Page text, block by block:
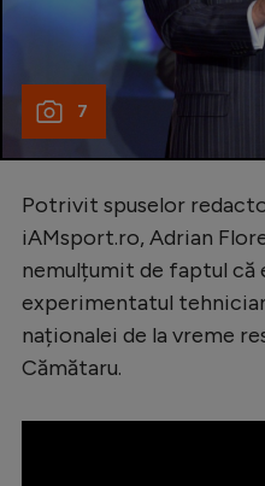
7
Potrivit spuselor
iAMsport.ro, Adrian
nemulțumit de faptul că
experimentatul
naționalei de la vreme
Cămătaru.